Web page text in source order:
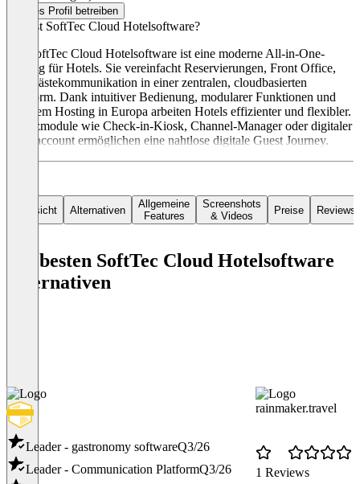
Dieses Profil betreiben
Was ist SoftTec Cloud Hotelsoftware?
Die SoftTec Cloud Hotelsoftware ist eine moderne All-in-One-
Lösung für Hotels. Sie vereinfacht Reservierungen, Front Office,
und Gästekommunikation in einer zentralen, cloudbasierten
Plattform. Dank intuitiver Bedienung, modularer Funktionen und
sicherem Hosting in Europa arbeiten Hotels effizienter und flexibler.
Zusatzmodule wie Check-in-Kiosk, Channel-Manager oder digitaler
Gästeaccount ermöglichen eine nahtlose digitale Guest Journey.
Übersicht Alternativen
Allgemeine
Features
Screenshots
& Videos
Preise Reviews
Die besten SoftTec Cloud Hotelsoftware
Alternativen
Leader - gastronomy softwareQ3/26
Leader - Communication PlatformQ3/26
rainmaker.travel
1 Reviews